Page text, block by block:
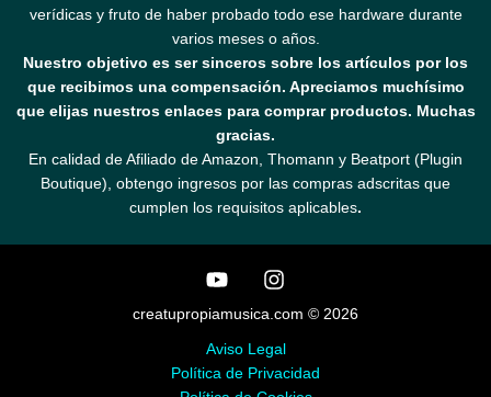
verídicas y fruto de haber probado todo ese hardware durante
varios meses o años.
Nuestro objetivo es ser sinceros sobre los artículos por los
que recibimos una compensación. Apreciamos muchísimo
que elijas nuestros enlaces para comprar productos. Muchas
gracias.
En calidad de Afiliado de Amazon, Thomann y Beatport (Plugin
Boutique), obtengo ingresos por las compras adscritas que
cumplen los requisitos aplicables.
creatupropiamusica.com © 2026
Aviso Legal
Política de Privacidad